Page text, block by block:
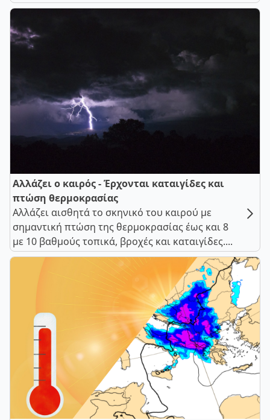
Αλλάζει ο καιρός - Έρχονται καταιγίδες και
πτώση θερμοκρασίας
Αλλάζει αισθητά το σκηνικό του καιρού με
σημαντική πτώση της θερμοκρασίας έως και 8
με 10 βαθμούς τοπικά, βροχές και καταιγίδες....